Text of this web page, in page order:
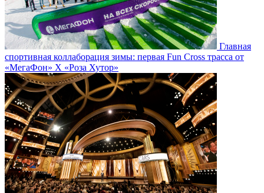
Главная
спортивная коллаборация зимы: первая Fun Cross трасса от
«МегаФон» Х «Роза Хутор»